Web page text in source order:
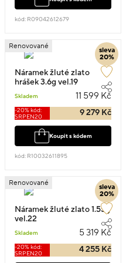
kód: R09042612679
sleva
20%
Renovované
Náramek žluté zlato
hrášek 3.6g vel.19
Skladem 11 599 Kč
-20% kód:
SRPEN20
9 279 Kč
Koupit s kódem
kód: R10032611895
sleva
20%
Renovované
Náramek žluté zlato 1.55g
vel.22
Skladem 5 319 Kč
-20% kód:
SRPEN20
4 255 Kč